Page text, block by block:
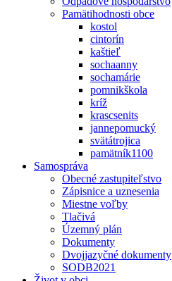
Pamätihodnosti obce
kostol
cintorín
kaštieľ
sochaanny
sochamárie
pomnikškola
kríž
krascsenits
jannepomucký
svätátrojica
pamätník1100
Samospráva
Obecné zastupiteľstvo
Zápisnice a uznesenia
Miestne voľby
Tlačivá
Územný plán
Dokumenty
Dvojjazyčné dokumenty
SODB2021